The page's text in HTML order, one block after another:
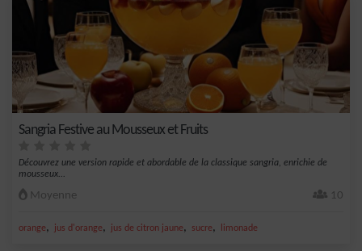
Sangria Festive au Mousseux et Fruits
Découvrez une version rapide et abordable de la classique sangria, enrichie de
mousseux...
Moyenne 10
orange, jus d'orange, jus de citron jaune, sucre, limonade